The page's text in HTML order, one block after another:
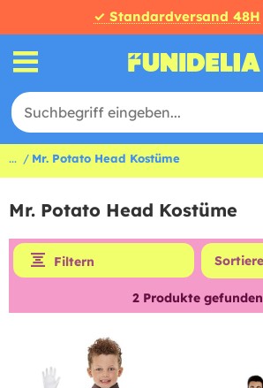
✓ Standardversand 48H
... Mr. Potato Head Kostüme
Mr. Potato Head Kostüme
Filtern
2 Produkte gefunden